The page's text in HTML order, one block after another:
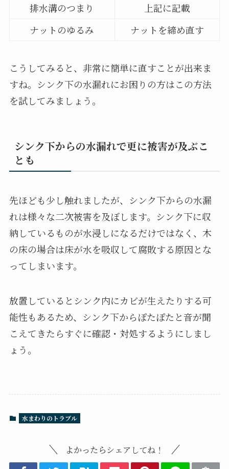
排水溝のつまり
上記に記載
ナットのゆるみ
ナットを締め直す
こうしてみると、非常に簡単に直すことが出来ま
すね。シンク下の水漏れにお困りの方はこの方法
を試してみましょう。
シンク下からの水漏れで更に被害が及ぶこ
とも
先ほども少し触れましたが、シンク下からの水漏
れは様々な二次被害を及ぼします。シンク下に収
納しているものが水浸しになるだけではなく、木
の床の場合は床が水を吸収して腐敗する原因とな
ってしまいます。
放置しているとシンク内にカビが生えたりする可
能性もあるため、シンク下からぽたぽたと音が聞
こえてきたらすぐに確認・対処するようにしまし
ょう。
水まわりのトラブル
よかったらシェアしてね！